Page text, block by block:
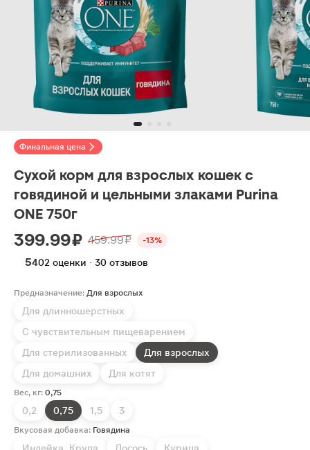
Финальная цена
Сухой корм для взрослых кошек с
говядиной и цельными злаками Purina
ONE 750г
399.99 ₽ 459.99 ₽ -13%
5402 оценки · 30 отзывов
Предназначение: Для взрослых
Для длинношерстных
С чувствительным пищеварением
Для стерилизованных
Для взрослых
Для домашних
Для котят
Вес, кг: 0,75
0,2 0,75 1,5 3
Вкусовая добавка: Говядина